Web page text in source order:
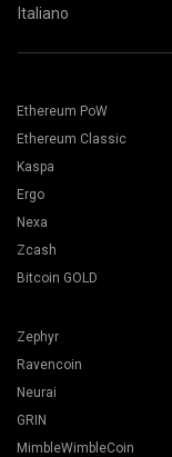
Italiano
Ethereum PoW
Ethereum Classic
Kaspa
Ergo
Nexa
Zcash
Bitcoin GOLD
Zephyr
Ravencoin
Neurai
GRIN
MimbleWimbleCoin